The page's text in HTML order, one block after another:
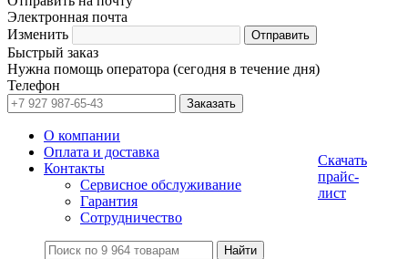
Электронная почта
Изменить
Быстрый заказ
Нужна помощь оператора (сегодня в течение дня)
Телефон
О компании
Оплата и доставка
Контакты
Сервисное обслуживание
Гарантия
Сотрудничество
Скачать
прайс-
лист